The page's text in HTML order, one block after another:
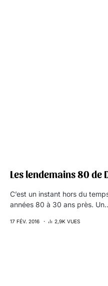
Les lendemains 80 de
C’est un instant hors du
années 80 à 30 ans près.
17 FÉV. 2016 2,9K VUES